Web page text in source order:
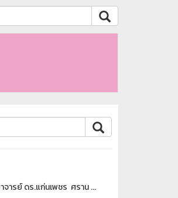
ารย์ ดร.แก่นเพชร ศราน ...